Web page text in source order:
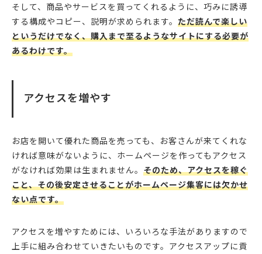
そして、商品やサービスを買ってくれるように、巧みに誘導
する構成やコピー、説明が求められます。 ただ読んで楽しい
というだけでなく、購入まで至るようなサイトにする必要が
あるわけです。
アクセスを増やす
お店を開いて優れた商品を売っても、お客さんが来てくれな
ければ意味がないように、ホームページを作ってもアクセス
がなければ効果は生まれません。 そのため、アクセスを稼ぐ
こと、その後安定させることがホームページ集客には欠かせ
ない点です。
アクセスを増やすためには、いろいろな手法がありますので
上手に組み合わせていきたいものです。アクセスアップに貢